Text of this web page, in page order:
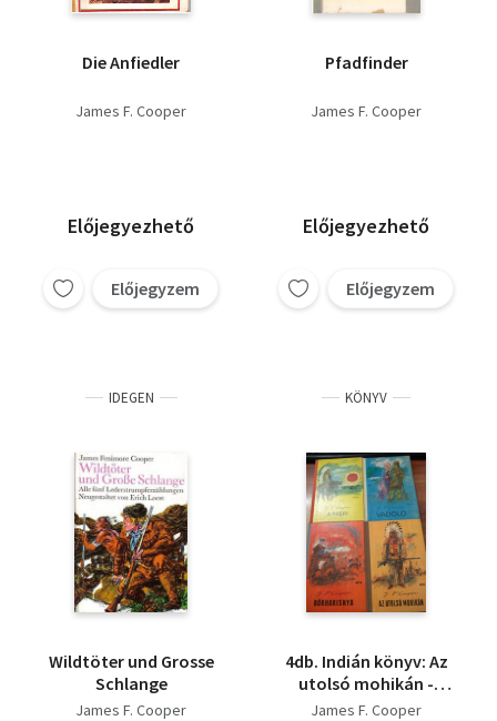
Die Anfiedler
James F. Cooper
Előjegyezhető
Előjegyzem
Pfadfinder
James F. Cooper
Előjegyezhető
Előjegyzem
IDEGEN
Wildtöter und Grosse
Schlange
James F. Cooper
KÖNYV
4db. Indián könyv: Az
utolsó mohikán -
Bőrharisnya - A vadölő
James F. Cooper